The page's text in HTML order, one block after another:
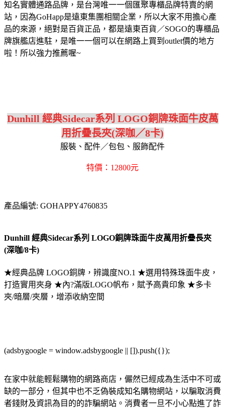
知名實體通路品牌，是台灣唯一一個匯聚專櫃品牌特賣的網
站，因為GoHapp是遠東集團相關企業，所以大家不用擔心產
品的來源，絕對是百貨正品，都是遠東百貨／SOGO的專櫃品
牌旗艦店進駐，是唯一一個可以在網路上買到outlet價的地方
啦！所以強力推薦喔~
Dunhill 經典Sidecar系列 LOGO銅牌珠面牛皮萬
用折疊長夾(深咖／8卡)
服裝、配件／包包、服飾配件
特價：12800元
產品編號: GOHAPPY4760835
Dunhill 經典Sidecar系列 LOGO銅牌珠面牛皮萬用折疊長夾
(深咖/8卡)
★經典品牌 LOGO銅牌，辨識度NO.1 ★選用特殊珠面牛皮，
打造實用夾身 ★內?滿版LOGO帆布，賦予高貴印象 ★多卡
夾/暗層/夾層，增添收納空間
(adsbygoogle = window.adsbygoogle || []).push({});
在家中就能輕鬆購物的網路商店，儼然已經成為生活中不可或
缺的一部分，但其中也不乏偽裝成知名購物網站，以騙取消費
者錢財及資訊為目的的詐騙網站。消費者一旦不小心點進了詐